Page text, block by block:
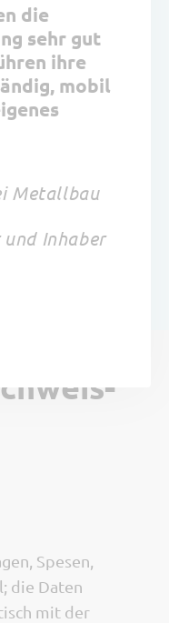
die
sehr gut
ihre
mobil
Metallbau
Inhaber
Spesen,
die Daten
mit der